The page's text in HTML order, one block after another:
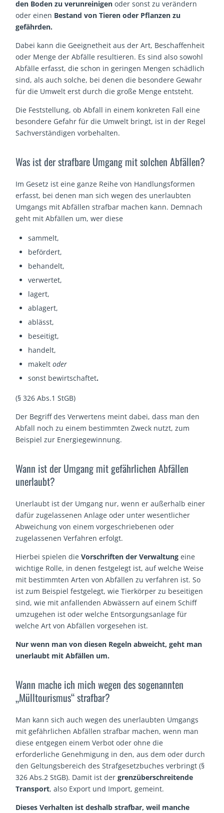
den Boden zu verunreinigen oder sonst zu verändern
oder einen Bestand von Tieren oder Pflanzen zu
gefährden.
Dabei kann die Geeignetheit aus der Art, Beschaffenheit
oder Menge der Abfälle resultieren. Es sind also sowohl
Abfälle erfasst, die schon in geringen Mengen schädlich
sind, als auch solche, bei denen die besondere Gewahr
für die Umwelt erst durch die große Menge entsteht.
Die Feststellung, ob Abfall in einem konkreten Fall eine
besondere Gefahr für die Umwelt bringt, ist in der Regel
Sachverständigen vorbehalten.
Was ist der strafbare Umgang mit solchen Abfällen?
Im Gesetz ist eine ganze Reihe von Handlungsformen
erfasst, bei denen man sich wegen des unerlaubten
Umgangs mit Abfällen strafbar machen kann. Demnach
geht mit Abfällen um, wer diese
sammelt,
befördert,
behandelt,
verwertet,
lagert,
ablagert,
ablässt,
beseitigt,
handelt,
makeltoder
sonst bewirtschaftet.
(§ 326 Abs.1 StGB)
Der Begriff des Verwertens meint dabei, dass man den
Abfall noch zu einem bestimmten Zweck nutzt, zum
Beispiel zur Energiegewinnung.
Wann ist der Umgang mit gefährlichen Abfällen
unerlaubt?
Unerlaubt ist der Umgang nur, wenn er außerhalb einer
dafür zugelassenen Anlage oder unter wesentlicher
Abweichung von einem vorgeschriebenen oder
zugelassenen Verfahren erfolgt.
Hierbei spielen dieVorschriften der Verwaltung eine
wichtige Rolle, in denen festgelegt ist, auf welche Weise
mit bestimmten Arten von Abfällen zu verfahren ist. So
ist zum Beispiel festgelegt, wie Tierkörper zu beseitigen
sind, wie mit anfallenden Abwässern auf einem Schiff
umzugehen ist oder welche Entsorgungsanlage für
welche Art von Abfällen vorgesehen ist.
Nur wenn man von diesen Regeln abweicht, geht man
unerlaubt mit Abfällen um.
Wann mache ich mich wegen des sogenannten
„Mülltourismus“ strafbar?
Man kann sich auch wegen des unerlaubten Umgangs
mit gefährlichen Abfällen strafbar machen, wenn man
diese entgegen einem Verbot oder ohne die
erforderliche Genehmigung in den, aus dem oder durch
den Geltungsbereich des Strafgesetzbuches verbringt (§
326 Abs.2 StGB). Damit ist dergrenzüberschreitende
Transport, also Export und Import, gemeint.
Dieses Verhalten ist deshalb strafbar, weil manche